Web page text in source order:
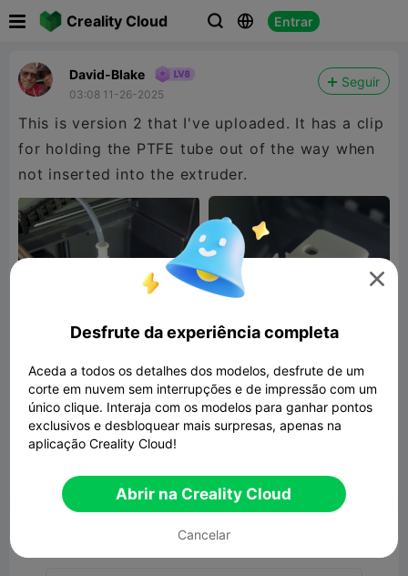
Creality Cloud   Entrar
David-Blake
03:08 11-26-2025
Seguir
This is version 2 that I've uploaded. It has a clip
for holding the PTFE tube out of the way when
not inserted into the extruder.
K2 bowden tube saver
758.82KB Modelo 3D Relacionado
Denunciar 

Desfrute da experiência completa
Aceda a todos os detalhes dos modelos, desfrute de um
corte em nuvem sem interrupções e de impressão com um
único clique. Interaja com os modelos para ganhar pontos
exclusivos e desbloquear mais surpresas, apenas na
aplicação Creality Cloud!
Abrir na Creality Cloud
Cancelar